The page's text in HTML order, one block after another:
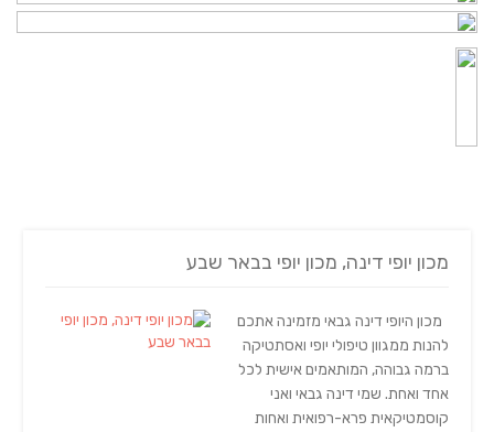
מכון יופי דינה, מכון יופי בבאר שבע
מכון היופי דינה גבאי מזמינה אתכם
להנות ממגוון טיפולי יופי ואסתטיקה
ברמה גבוהה, המותאמים אישית לכל
אחד ואחת. שמי דינה גבאי ואני
קוסמטיקאית פרא-רפואית ואחות